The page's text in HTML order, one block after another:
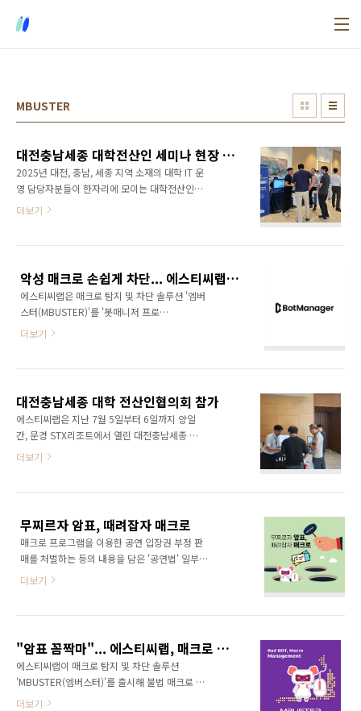
MBUSTER
대전충남세종 대학전산인 세미나 현장 소식을 전합니다.
2025년 대전, 충남, 세종 지역 소재의 대학 IT 운
영 담당자분들이 한자리에 모이는 대학전산인
교육정보화 신기술 세미나가 충남 부여에서 개
션 엠버스터(SaaS 버전, 봇매니저)를 소개했습
니다. 대학 IT 환경 역시 수강신청, 학사행정 등
다양한 시스템에서 매크로의 악용 사례가 늘어
나고 있습니다. 수강신청 기간에 본인이 원하는
하거나, 대행 서비스를 이용하는 학생들이 많습
을 챙기는 사례도 있습니다. 수강신청 기간 이외
에도 ..
더보기
악성 매크로 손쉽게 차단... 에스티씨랩, '봇매니저 프로' SaaS 출시
에스티씨랩은 매크로 탐지 및 차단 솔루션 '엠버
스터(MBUSTER)'를 '봇매니저 프로
(BotManager Pro)'라는 이름의 소프트웨어 기
를 다운받아 실행함으로써 간편하게 매크로 문
제에 대응할 수 있게 되었습니다. 엠버스터의
SaaS 서비스화는 글로벌 시장 진출을 겨낭해 이
미 출시할 때부터 계획된 일입니다. 국경을 뛰어
우드 기반의 SaaS 서비스가 필수입니다. 매크로
객사는 구독 방식 혹은 특정 단위 기간의 일회성
계약 등으로 ..
더보기
대전충남세종 대학 전산인협의회 참가
에스티씨랩은 지난 7월 5일부터 6일까지 양일
간, 문경 STX리조트에서 열린 대전충남세종 대
학 전산인협의회에 참석했습니다. 부스 전시와
데요, 볼 때마다 항상 반갑게 맞이해주시는 담당
선생님들과 관계자분들 덕분에 올해도 많은 응
원 받고 돌아왔습니다. 대학 시장에서도 매크로
트래픽에 대한 이슈가 크게 대두되고 있습니다.
하기 위해 매크로를 활용하는 사례가 많아지고
할 수 있는 매크로 프로그램 판매 및 대행 서비스
가 성행하고..
더보기
무찌르자 암표, 때려잡자 매크로
매크로 프로그램을 이용한 공연 입장권 부정 판
매를 처벌하는 등의 내용을 담은 '공연법' 일부
개정 법률이 오는 22일부터 시행된다고 18일 문
웃돈을 얹어 판매해 부당한 이익을 취하는 암표
는 공연을 준비하는 아티스트와 기획사 뿐 아니
라 소비자의 피해로 돌아오고 있습니다. 암표 근
절에 대한 사회적 요구의 목소리가 높아져 현재
더보기
"암표 꼼짝마"... 에스티씨랩, 매크로 탐지 솔루션 '엠버스터' 출시
에스티씨랩이 매크로 탐지 및 차단 솔루션
'MBUSTER(엠버스터)'를 출시해 불법 매크로 대
응에 적극적으로 나서겠다고 밝혔습니다. 엠버
더보기